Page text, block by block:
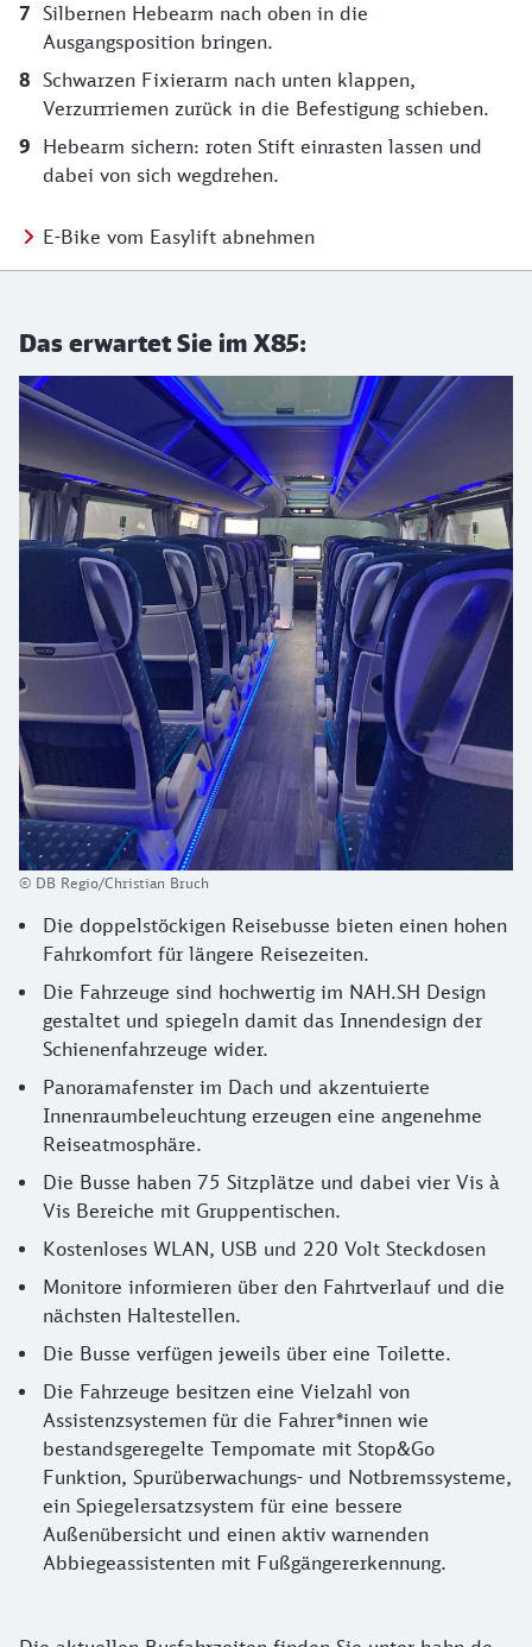
Silbernen Hebearm nach oben in die
Ausgangsposition bringen.
Schwarzen Fixierarm nach unten klappen,
Verzurrriemen zurück in die Befestigung schieben.
Hebearm sichern: roten Stift einrasten lassen und
dabei von sich wegdrehen.
Video: Fahrrad abnehmen
E-Bike vom Easylift abnehmen
Das erwartet Sie im X85:
© DB Regio/Christian Bruch
Die doppelstöckigen Reisebusse bieten einen hohen
Fahrkomfort für längere Reisezeiten.
Die Fahrzeuge sind hochwertig im NAH.SH Design
gestaltet und spiegeln damit das Innendesign der
Schienenfahrzeuge wider.
Panoramafenster im Dach und akzentuierte
Innenraumbeleuchtung erzeugen eine angenehme
Reiseatmosphäre.
Die Busse haben 75 Sitzplätze und dabei vier Vis à
Vis Bereiche mit Gruppentischen.
Kostenloses WLAN, USB und 220 Volt Steckdosen
Monitore informieren über den Fahrtverlauf und die
nächsten Haltestellen.
Die Busse verfügen jeweils über eine Toilette.
Die Fahrzeuge besitzen eine Vielzahl von
Assistenzsystemen für die Fahrer*innen wie
bestandsgeregelte Tempomate mit Stop&Go
Funktion, Spurüberwachungs- und Notbremssysteme,
ein Spiegelersatzsystem für eine bessere
Außenübersicht und einen aktiv warnenden
Abbiegeassistenten mit Fußgängererkennung.